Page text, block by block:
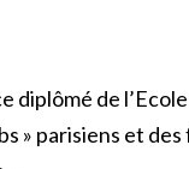
de
» parisiens et